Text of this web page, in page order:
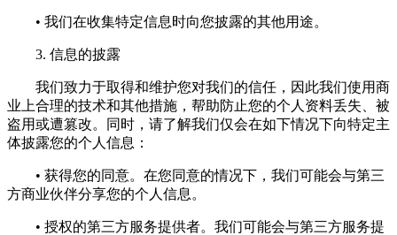
• 我们在收集特定信息时向您披露的其他用途。
3. 信息的披露
我们致力于取得和维护您对我们的信任，因此我们使用商
业上合理的技术和其他措施，帮助防止您的个人资料丢失、被
盗用或遭篡改。同时，请了解我们仅会在如下情况下向特定主
体披露您的个人信息：
• 获得您的同意。在您同意的情况下，我们可能会与第三
方商业伙伴分享您的个人信息。
• 授权的第三方服务提供者。我们可能会与第三方服务提